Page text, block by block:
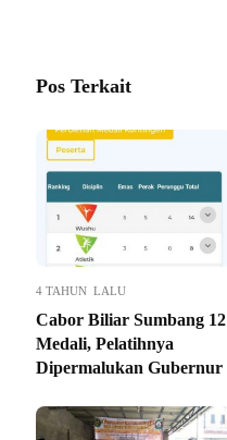
Pos Terkait
4 TAHUN LALU
Cabor Biliar Sumbang 12
Medali, Pelatihnya
Dipermalukan Gubernur